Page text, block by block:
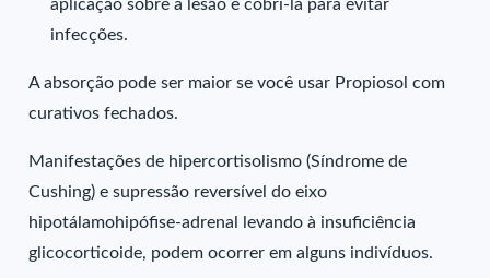
aplicação sobre a lesão e cobrí-la para evitar
infecções.
A absorção pode ser maior se você usar Propiosol com
curativos fechados.
Manifestações de hipercortisolismo (Síndrome de
Cushing) e supressão reversível do eixo
hipotálamohipófise-adrenal levando à insuficiência
glicocorticoide, podem ocorrer em alguns indivíduos.